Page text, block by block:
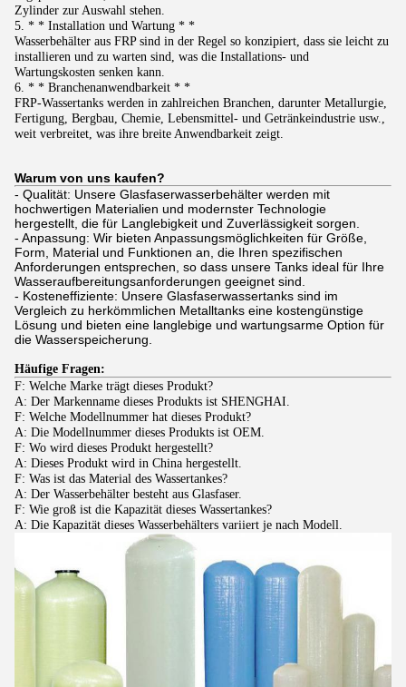
Zylinder zur Auswahl stehen.
5. * * Installation und Wartung * *
Wasserbehälter aus FRP sind in der Regel so konzipiert, dass sie leicht zu
installieren und zu warten sind, was die Installations- und
Wartungskosten senken kann.
6. * * Branchenanwendbarkeit * *
FRP-Wassertanks werden in zahlreichen Branchen, darunter Metallurgie,
Fertigung, Bergbau, Chemie, Lebensmittel- und Getränkeindustrie usw.,
weit verbreitet, was ihre breite Anwendbarkeit zeigt.
Warum von uns kaufen?
- Qualität: Unsere Glasfaserwasserbehälter werden mit
hochwertigen Materialien und modernster Technologie
hergestellt, die für Langlebigkeit und Zuverlässigkeit sorgen.
- Anpassung: Wir bieten Anpassungsmöglichkeiten für Größe,
Form, Material und Funktionen an, die Ihren spezifischen
Anforderungen entsprechen, so dass unsere Tanks ideal für Ihre
Wasseraufbereitungsanforderungen geeignet sind.
- Kosteneffiziente: Unsere Glasfaserwassertanks sind im
Vergleich zu herkömmlichen Metalltanks eine kostengünstige
Lösung und bieten eine langlebige und wartungsarme Option für
die Wasserspeicherung.
Häufige Fragen:
F: Welche Marke trägt dieses Produkt?
A: Der Markenname dieses Produkts ist SHENGHAI.
F: Welche Modellnummer hat dieses Produkt?
A: Die Modellnummer dieses Produkts ist OEM.
F: Wo wird dieses Produkt hergestellt?
A: Dieses Produkt wird in China hergestellt.
F: Was ist das Material des Wassertankes?
A: Der Wasserbehälter besteht aus Glasfaser.
F: Wie groß ist die Kapazität dieses Wassertankes?
A: Die Kapazität dieses Wasserbehälters variiert je nach Modell.